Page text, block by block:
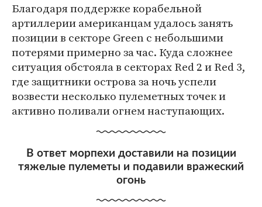
Благодаря поддержке корабельной
артиллерии американцам удалось занять
позиции в секторе Green с небольшими
потерями примерно за час. Куда сложнее
ситуация обстояла в секторах Red 2 и Red 3,
где защитники острова за ночь успели
возвести несколько пулеметных точек и
активно поливали огнем наступающих.
В ответ морпехи доставили на позиции
тяжелые пулеметы и подавили вражеский
огонь